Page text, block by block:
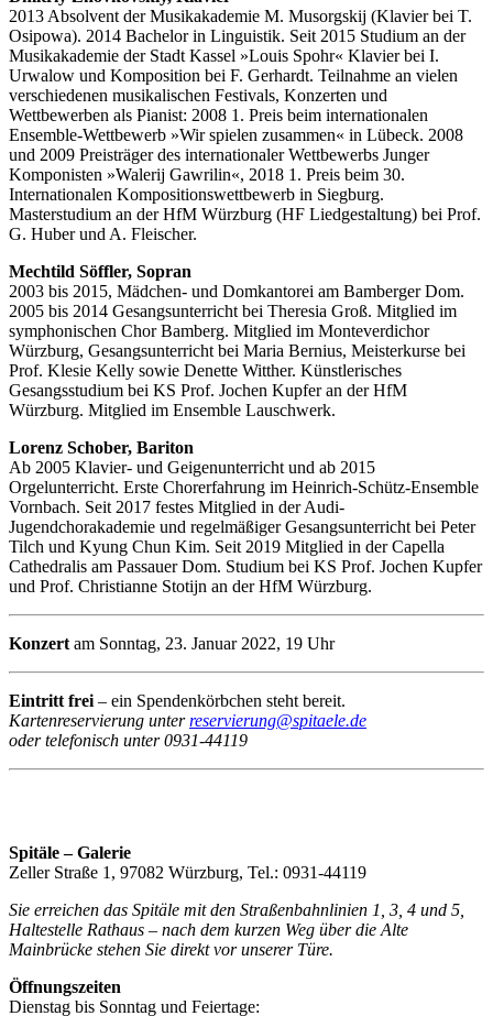
2013 Absolvent der Musikakademie M. Musorgskij (Klavier bei T.
Osipowa). 2014 Bachelor in Linguistik. Seit 2015 Studium an der
Musikakademie der Stadt Kassel »Louis Spohr« Klavier bei I.
Urwalow und Komposition bei F. Gerhardt. Teilnahme an vielen
verschiedenen musikalischen Festivals, Konzerten und
Wettbewerben als Pianist: 2008 1. Preis beim internationalen
Ensemble-Wettbewerb »Wir spielen zusammen« in Lübeck. 2008
und 2009 Preisträger des internationaler Wettbewerbs Junger
Komponisten »Walerij Gawrilin«, 2018 1. Preis beim 30.
Internationalen Kompositionswettbewerb in Siegburg.
Masterstudium an der HfM Würzburg (HF Liedgestaltung) bei Prof.
G. Huber und A. Fleischer.
Mechtild Söffler, Sopran
2003 bis 2015, Mädchen- und Domkantorei am Bamberger Dom.
2005 bis 2014 Gesangsunterricht bei Theresia Groß. Mitglied im
symphonischen Chor Bamberg. Mitglied im Monteverdichor
Würzburg, Gesangsunterricht bei Maria Bernius, Meisterkurse bei
Prof. Klesie Kelly sowie Denette Witther. Künstlerisches
Gesangsstudium bei KS Prof. Jochen Kupfer an der HfM
Würzburg. Mitglied im Ensemble Lauschwerk.
Lorenz Schober, Bariton
Ab 2005 Klavier- und Geigenunterricht und ab 2015
Orgelunterricht. Erste Chorerfahrung im Heinrich-Schütz-Ensemble
Vornbach. Seit 2017 festes Mitglied in der Audi-
Jugendchorakademie und regelmäßiger Gesangsunterricht bei Peter
Tilch und Kyung Chun Kim. Seit 2019 Mitglied in der Capella
Cathedralis am Passauer Dom. Studium bei KS Prof. Jochen Kupfer
und Prof. Christianne Stotijn an der HfM Würzburg.
Konzert am Sonntag, 23. Januar 2022, 19 Uhr
Eintritt frei – ein Spendenkörbchen steht bereit.
Kartenreservierung unterreservierung@spitaele.de
oder telefonisch unter 0931-44119
Spitäle – Galerie
Zeller Straße 1, 97082 Würzburg, Tel.: 0931-44119
Sie erreichen das Spitäle mit den Straßenbahnlinien 1, 3, 4 und 5,
Haltestelle Rathaus – nach dem kurzen Weg über die Alte
Mainbrücke stehen Sie direkt vor unserer Türe.
Öffnungszeiten
Dienstag bis Sonntag und Feiertage: